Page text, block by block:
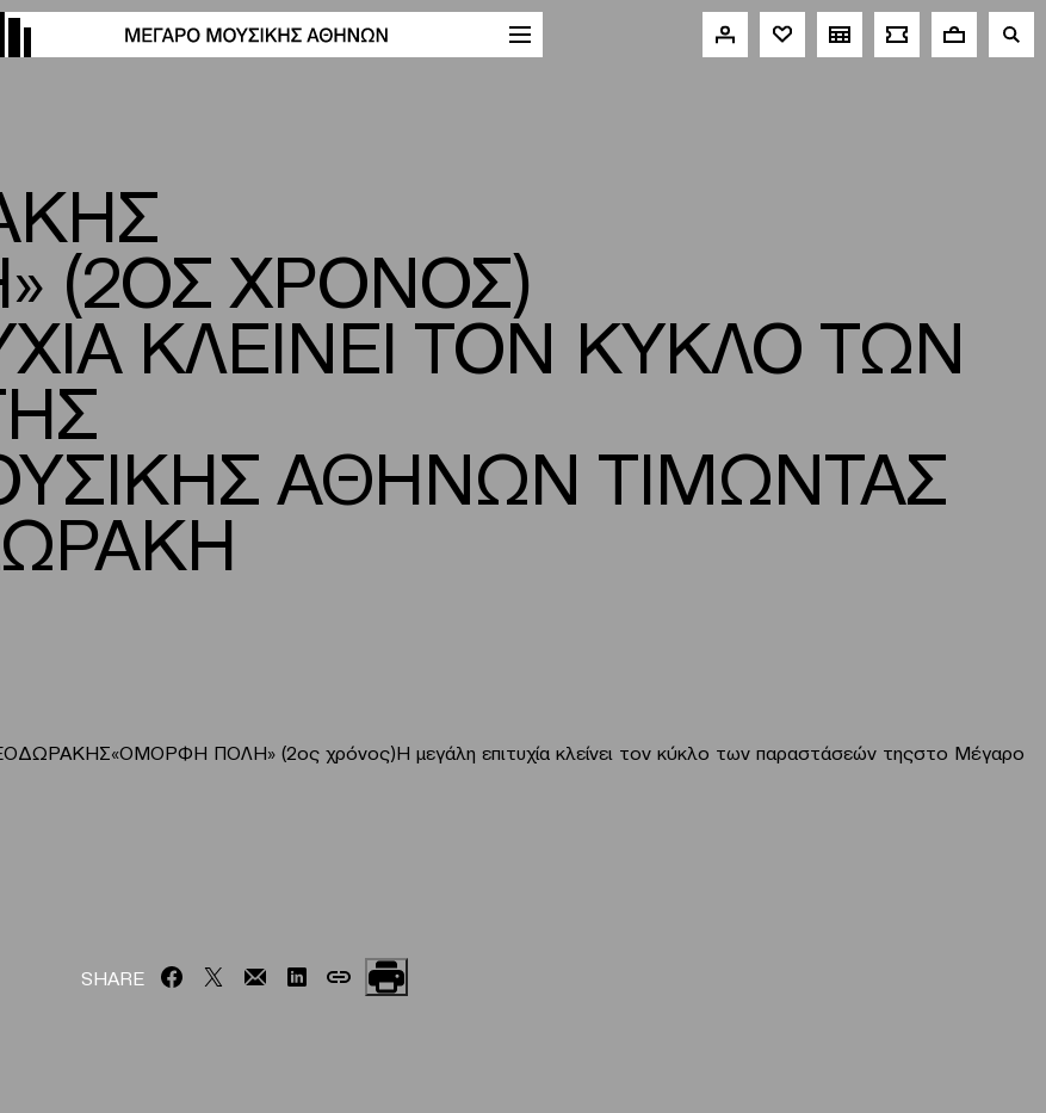
(2ΟΣ ΧΡΟΝΟΣ)
ΚΛΕΙΝΕΙ ΤΟΝ ΚΥΚΛΟ ΤΩΝ
ΑΘΗΝΩΝ ΤΙΜΩΝΤΑΣ
ΠΟΛΗ» (2ος χρόνος)H μεγάλη επιτυχία κλείνει τον κύκλο των παραστάσεών τηςστο Μέγαρο
SHARE